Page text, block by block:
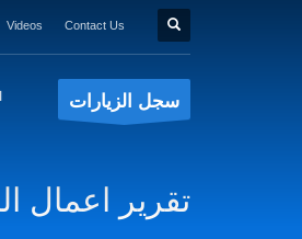
Videos Contact Us
سجل الزيارات
تقرير اعمال